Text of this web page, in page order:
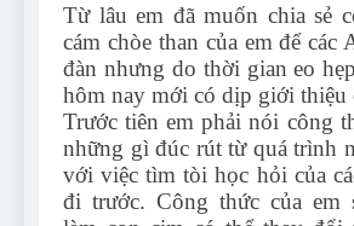
Từ lâu em đã muốn chia sẻ
cám chòe than của em để các
đàn nhưng do thời gian eo
hôm nay mới có dịp giới thiệu
Trước tiên em phải nói công
những gì đúc rút từ quá trình
với việc tìm tòi học hỏi của
đi trước. Công thức của em